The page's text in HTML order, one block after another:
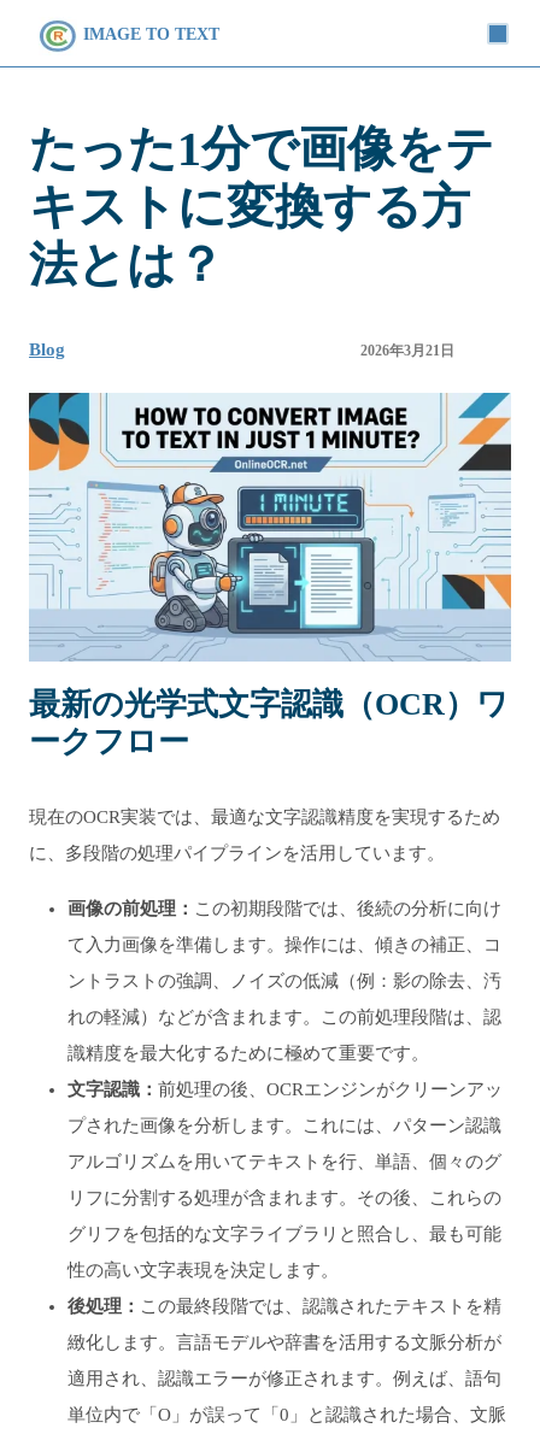
IMAGE TO TEXT
たった1分で画像をテ
キストに変換する方
法とは？
Blog 2026年3月21日
最新の光学式文字認識（OCR）ワ
ークフロー
現在のOCR実装では、最適な文字認識精度を実現するため
に、多段階の処理パイプラインを活用しています。
画像の前処理： この初期段階では、後続の分析に向け
て入力画像を準備します。操作には、傾きの補正、コ
ントラストの強調、ノイズの低減（例：影の除去、汚
れの軽減）などが含まれます。この前処理段階は、認
識精度を最大化するために極めて重要です。
文字認識： 前処理の後、OCRエンジンがクリーンアッ
プされた画像を分析します。これには、パターン認識
アルゴリズムを用いてテキストを行、単語、個々のグ
リフに分割する処理が含まれます。その後、これらの
グリフを包括的な文字ライブラリと照合し、最も可能
性の高い文字表現を決定します。
後処理： この最終段階では、認識されたテキストを精
緻化します。言語モデルや辞書を活用する文脈分析が
適用され、認識エラーが修正されます。例えば、語句
単位内で「O」が誤って「0」と認識された場合、文脈